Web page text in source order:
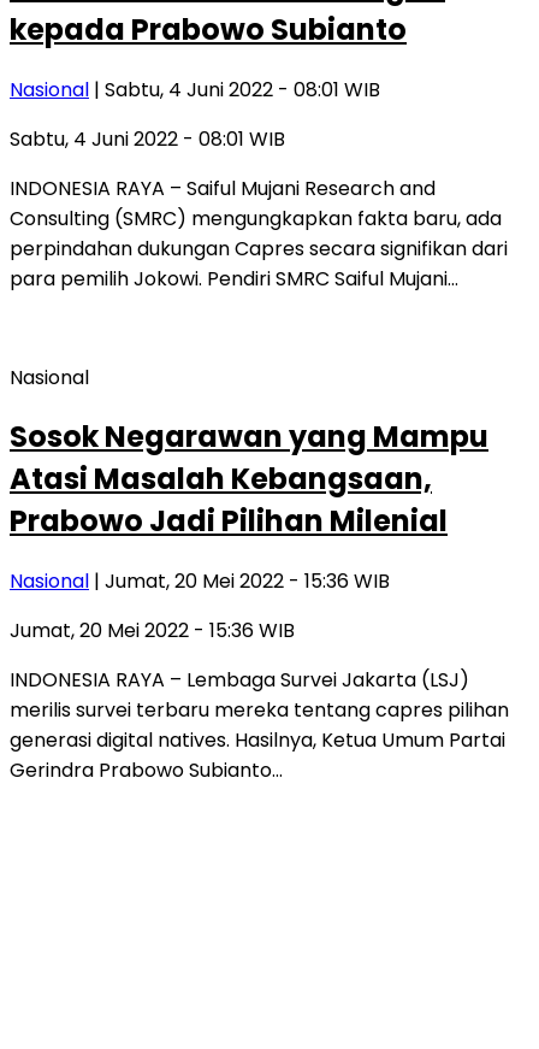
kepada Prabowo Subianto
Nasional | Sabtu, 4 Juni 2022 - 08:01 WIB
Sabtu, 4 Juni 2022 - 08:01 WIB
INDONESIA RAYA – Saiful Mujani Research and
Consulting (SMRC) mengungkapkan fakta baru, ada
perpindahan dukungan Capres secara signifikan dari
para pemilih Jokowi. Pendiri SMRC Saiful Mujani…
Nasional
Sosok Negarawan yang Mampu
Atasi Masalah Kebangsaan,
Prabowo Jadi Pilihan Milenial
Nasional | Jumat, 20 Mei 2022 - 15:36 WIB
Jumat, 20 Mei 2022 - 15:36 WIB
INDONESIA RAYA – Lembaga Survei Jakarta (LSJ)
merilis survei terbaru mereka tentang capres pilihan
generasi digital natives. Hasilnya, Ketua Umum Partai
Gerindra Prabowo Subianto…